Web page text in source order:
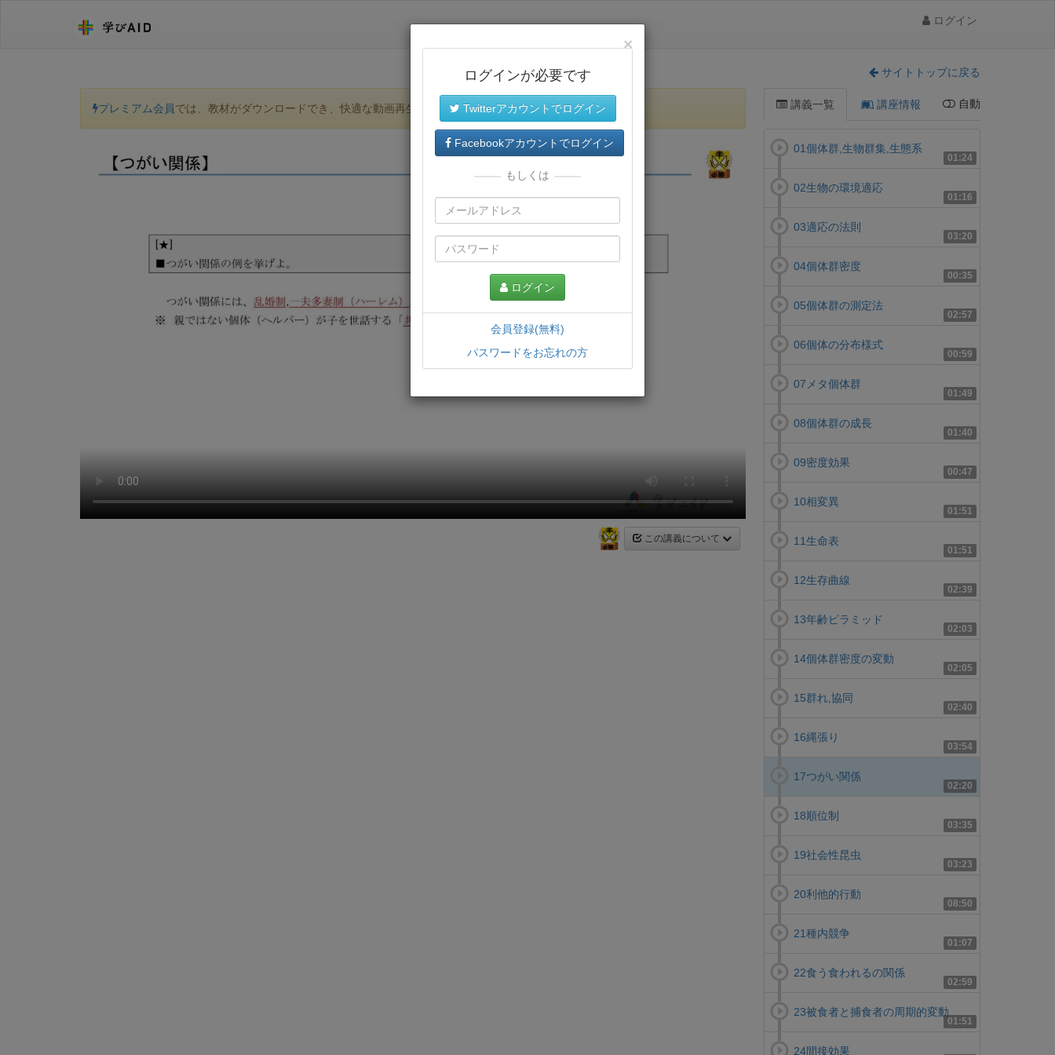
ログイン
サイトトップに戻る
プレミアム会員では、教材がダウンロードでき、快適な動画再生環境が提供されます。
この講義について
講義一覧 講座情報 自動
01:24
01個体群,生物群集,生態系
01:16
02生物の環境適応
03:20
03適応の法則
00:35
04個体群密度
02:57
05個体群の測定法
00:59
06個体の分布様式
01:49
07メタ個体群
01:40
08個体群の成長
00:47
09密度効果
01:51
10相変異
01:51
11生命表
02:39
12生存曲線
02:03
13年齢ピラミッド
02:05
14個体群密度の変動
02:40
15群れ,協同
03:54
16縄張り
02:20
17つがい関係
03:35
18順位制
03:23
19社会性昆虫
08:50
20利他的行動
01:07
21種内競争
02:59
22食う食われるの関係
01:51
23被食者と捕食者の周期的変動
24間接効果
×
ログインが必要です
Twitterアカウントでログイン
Facebookアカウントでログイン
もしくは
ログイン
会員登録(無料)
パスワードをお忘れの方